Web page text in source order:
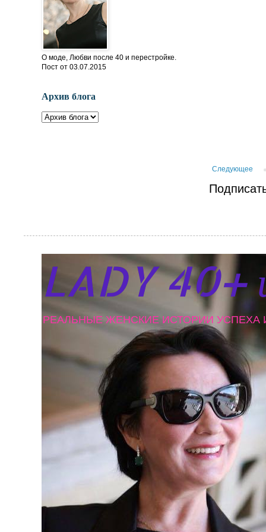
Следующее
О моде, Любви после 40 и перестройке.
Пост от 03.07.2015
Архив блога
LADY 40+
РЕАЛЬНЫЕ ЖЕНСКИЕ ИСТОРИИ УСПЕХА И